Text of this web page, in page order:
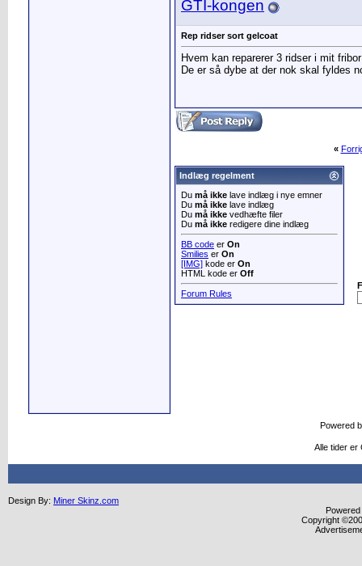
GTI-kongen
Rep ridser sort gelcoat
Hvem kan reparerer 3 ridser i mit
De er så dybe at der nok skal fyldes
«
Indlæg regelment
Du må ikke lave indlæg i nye emner
Du må ikke lave indlæg
Du må ikke vedhæfte filer
Du må ikke redigere dine indlæg
BB code er On
Smilies er On
[IMG] kode er On
HTML kode er Off
Forum Rules
Powered
Alle tider er
Design By: Miner Skinz.com
Copyright